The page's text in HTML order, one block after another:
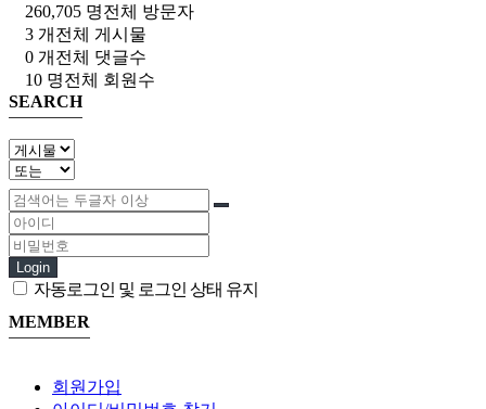
260,705 명전체 방문자
3 개 전체 게시물
0 개 전체 댓글수
10 명전체 회원수
SEARCH
Login
자동로그인 및 로그인 상태 유지
MEMBER
회원가입